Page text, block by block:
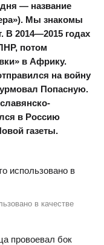
— название
Мы знакомы
В 2014—2015 годах
потом
в Африку.
на войну
Попасную.
в Россию
газеты.
в качестве
провоевал бок